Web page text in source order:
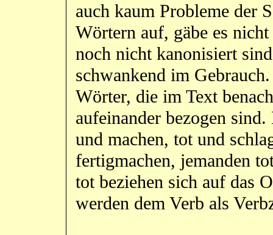
auch kaum Probleme der
Wörtern auf, gäbe es
noch nicht kanonisiert
schwankend im
Wörter, die im Text
aufeinander bezogen
und machen, tot und
fertigmachen, jemanden
tot beziehen sich auf das
werden dem Verb als